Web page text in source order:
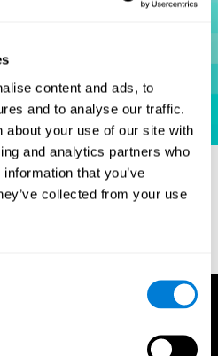
content and ads, to
and to analyse our traffic.
about your use of our site with
and analytics partners who
that you’ve
collected from your use